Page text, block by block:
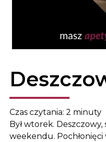
Czas czytania: 2 minuty
Był wtorek.
weekendu.